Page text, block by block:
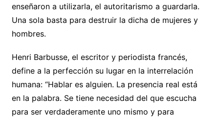
enseñaron a utilizarla, el autoritarismo a guardarla.
Una sola basta para destruir la dicha de mujeres y
hombres.
Henri Barbusse, el escritor y periodista francés,
define a la perfección su lugar en la interrelación
humana: “Hablar es alguien. La presencia real está
en la palabra. Se tiene necesidad del que escucha
para ser verdaderamente uno mismo y para